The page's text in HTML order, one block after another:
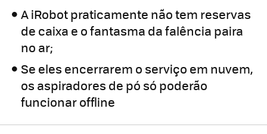
A iRobot praticamente não tem reservas
de caixa e o fantasma da falência paira
no ar;
Se eles encerrarem o serviço em nuvem,
os aspiradores de pó só poderão
funcionar offline